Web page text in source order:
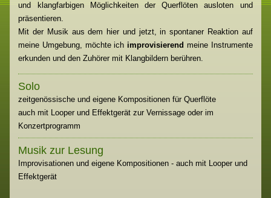
und klangfarbigen Möglichkeiten der Querflöten ausloten und
präsentieren.
Mit der Musik aus dem hier und jetzt, in spontaner Reaktion auf
meine Umgebung, möchte ich improvisierend meine Instrumente
erkunden und den Zuhörer mit Klangbildern berühren.
Solo
zeitgenössische und eigene Kompositionen für Querflöte
auch mit Looper und Effektgerät zur Vernissage oder im
Konzertprogramm
Musik zur Lesung
Improvisationen und eigene Kompositionen - auch mit Looper und
Effektgerät